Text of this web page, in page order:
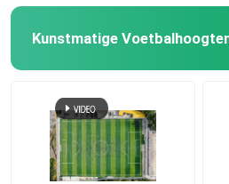
Kunstmatige